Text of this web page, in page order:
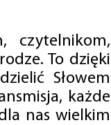
czytelnikom,
To dzięki
Słowem
każde
nas wielkim